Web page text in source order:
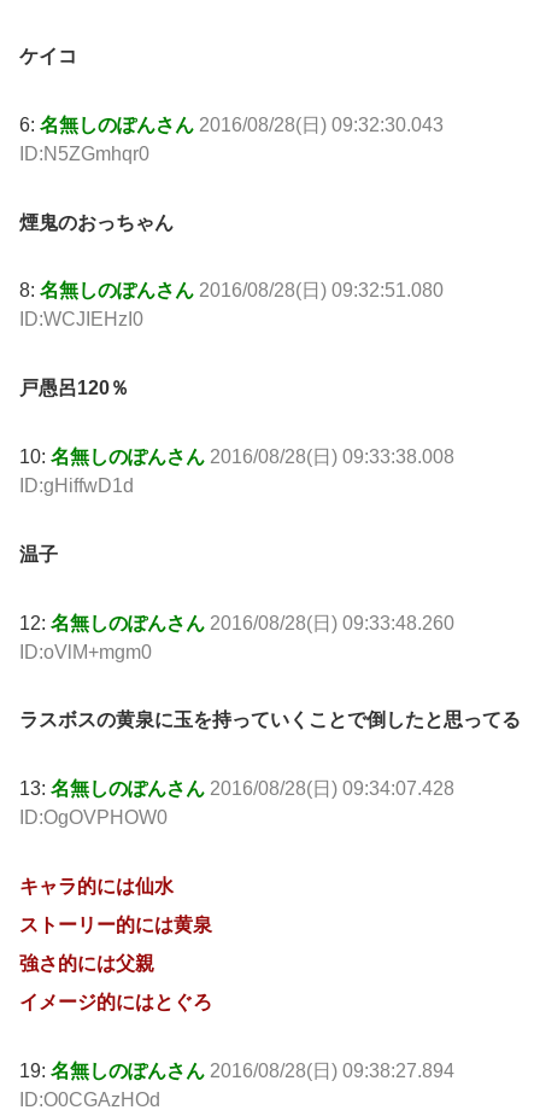
ケイコ
6: 名無しのぽんさん 2016/08/28(日) 09:32:30.043
ID:N5ZGmhqr0
煙鬼のおっちゃん
8: 名無しのぽんさん 2016/08/28(日) 09:32:51.080
ID:WCJIEHzI0
戸愚呂120％
10: 名無しのぽんさん 2016/08/28(日) 09:33:38.008
ID:gHiffwD1d
温子
12: 名無しのぽんさん 2016/08/28(日) 09:33:48.260
ID:oVlM+mgm0
ラスボスの黄泉に玉を持っていくことで倒したと思ってる
13: 名無しのぽんさん 2016/08/28(日) 09:34:07.428
ID:OgOVPHOW0
キャラ的には仙水
ストーリー的には黄泉
強さ的には父親
イメージ的にはとぐろ
19: 名無しのぽんさん 2016/08/28(日) 09:38:27.894
ID:O0CGAzHOd